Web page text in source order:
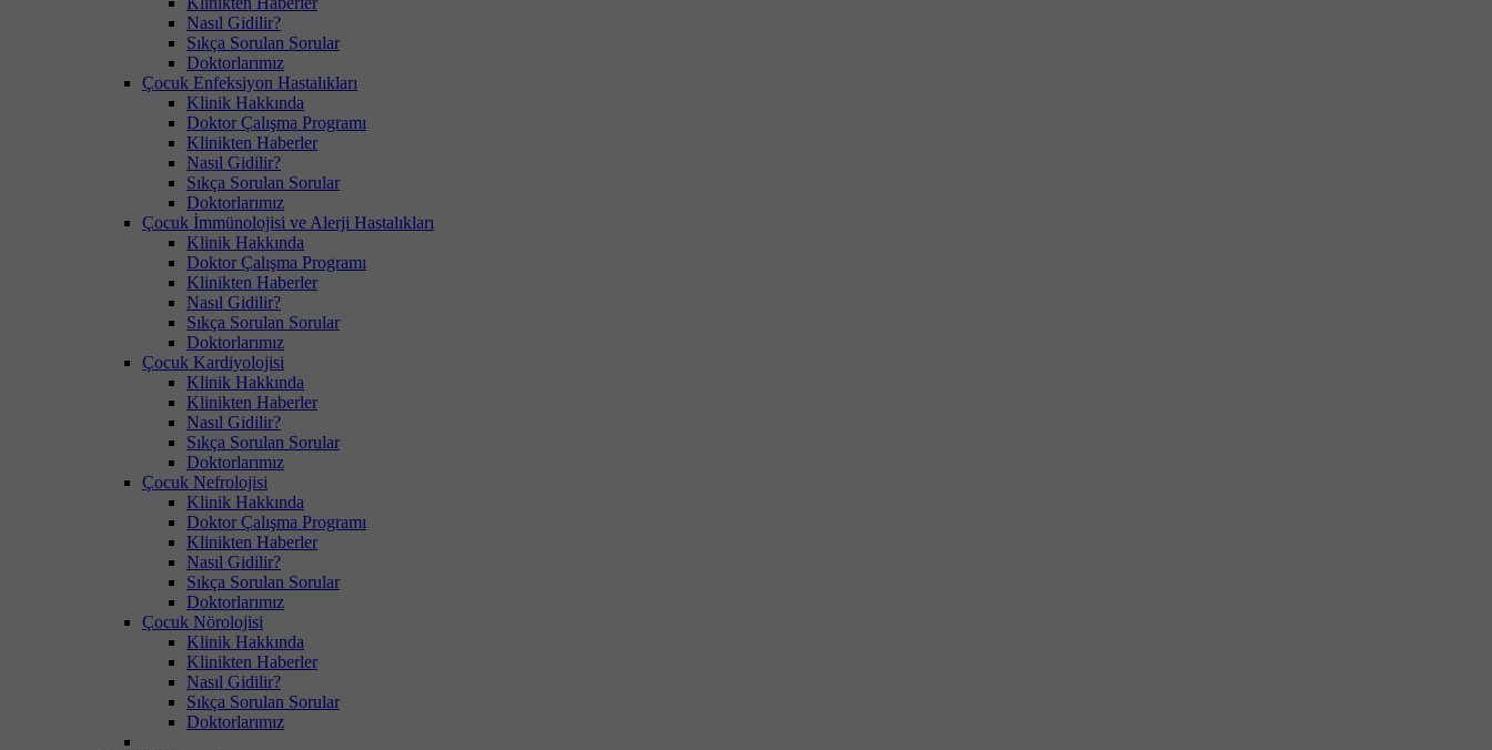
Nasıl Gidilir?
Sıkça Sorulan Sorular
Doktorlarımız
Çocuk Enfeksiyon Hastalıkları
Klinik Hakkında
Doktor Çalışma Programı
Klinikten Haberler
Nasıl Gidilir?
Sıkça Sorulan Sorular
Doktorlarımız
Çocuk İmmünolojisi ve Alerji Hastalıkları
Klinik Hakkında
Doktor Çalışma Programı
Klinikten Haberler
Nasıl Gidilir?
Sıkça Sorulan Sorular
Doktorlarımız
Çocuk Kardiyolojisi
Klinik Hakkında
Klinikten Haberler
Nasıl Gidilir?
Sıkça Sorulan Sorular
Doktorlarımız
Çocuk Nefrolojisi
Klinik Hakkında
Doktor Çalışma Programı
Klinikten Haberler
Nasıl Gidilir?
Sıkça Sorulan Sorular
Doktorlarımız
Çocuk Nörolojisi
Klinik Hakkında
Klinikten Haberler
Nasıl Gidilir?
Sıkça Sorulan Sorular
Doktorlarımız